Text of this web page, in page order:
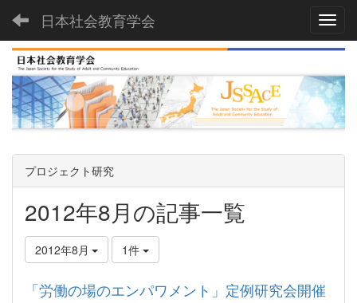
日本社会教育学会
プロジェクト研究
2012年8月の記事一覧
2012年8月 1件
「労働の場のエンパワメント」定例研究会開催